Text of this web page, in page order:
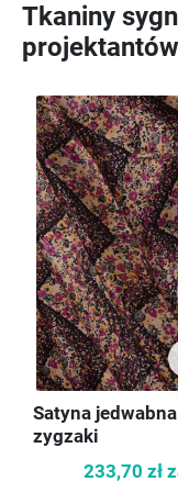
Tkaniny
projektantów
Satyna
zygzaki
233,70 zł